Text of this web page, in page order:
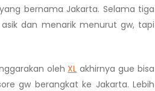
bernama Jakarta. Selama tiga
dan menarik menurut gw, tapi
olehXL akhirnya gue bisa
gw berangkat ke Jakarta. Lebih